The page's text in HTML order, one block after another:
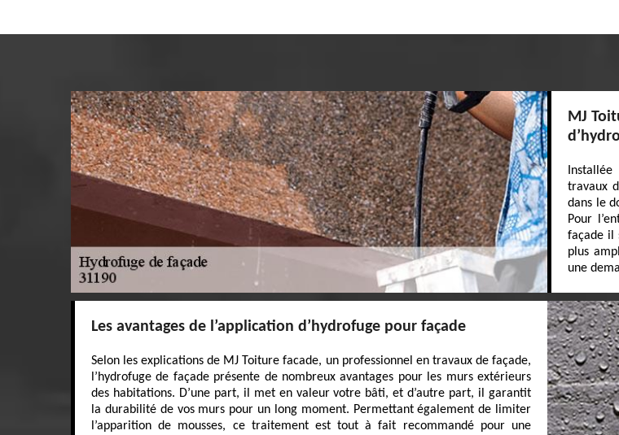
MJ
travaux
dans le
Pour
façade il
plus
une
Les avantages de l’application d’hydrofuge pour façade
Selon les explications de MJ Toiture facade, un professionnel en travaux de façade,
l’hydrofuge de façade présente de nombreux avantages pour les murs extérieurs
des habitations. D’une part, il met en valeur votre bâti, et d’autre part, il garantit
la durabilité de vos murs pour un long moment. Permettant également de limiter
l’apparition de mousses, ce traitement est tout à fait recommandé pour une